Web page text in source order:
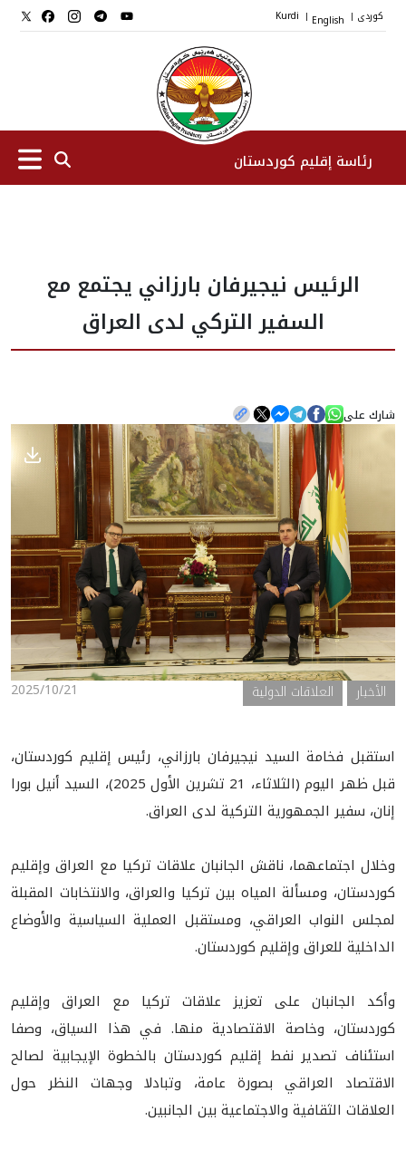
کوردی |
English
|
Kurdi
رئاسة إقليم كوردستان
نواب الرئيس
طاقم الرئاسة
المؤسسات
الأخبار
المعرض
الرئيس نيجيرفان بارزاني يجتمع مع
السفير التركي لدى العراق
شارك على
2025/10/21 الأخبار العلاقات الدولية
استقبل فخامة السيد نيجيرفان بارزاني، رئيس إقليم كوردستان،
قبل ظهر اليوم (الثلاثاء، 21 تشرين الأول 2025)، السيد أنيل بورا
إنان، سفير الجمهورية التركية لدى العراق.
وخلال اجتماعهما، ناقش الجانبان علاقات تركيا مع العراق وإقليم
كوردستان، ومسألة المياه بين تركيا والعراق، والانتخابات المقبلة
لمجلس النواب العراقي، ومستقبل العملية السياسية والأوضاع
الداخلية للعراق وإقليم كوردستان.
وأكد الجانبان على تعزيز علاقات تركيا مع العراق وإقليم
كوردستان، وخاصة الاقتصادية منها. في هذا السياق، وصفا
استئناف تصدير نفط إقليم كوردستان بالخطوة الإيجابية لصالح
الاقتصاد العراقي بصورة عامة، وتبادلا وجهات النظر حول
العلاقات الثقافية والاجتماعية بين الجانبين.